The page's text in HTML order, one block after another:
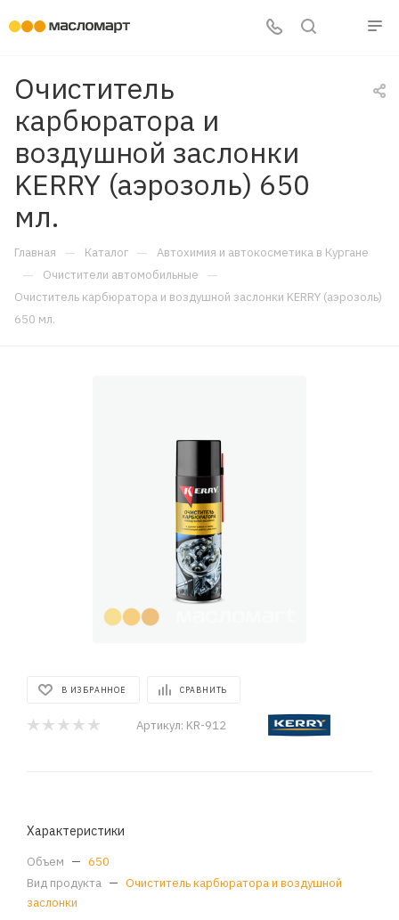
Очиститель
карбюратора и
воздушной заслонки
KERRY (аэрозоль) 650
мл.
Главная — Каталог — Автохимия и автокосметика в Кургане
— Очистители автомобильные —
Очиститель карбюратора и воздушной заслонки KERRY (аэрозоль)
650 мл.
В ИЗБРАННОЕ СРАВНИТЬ
Артикул: KR-912
Характеристики
Объем — 650
Вид продукта — Очиститель карбюратора и воздушной
заслонки